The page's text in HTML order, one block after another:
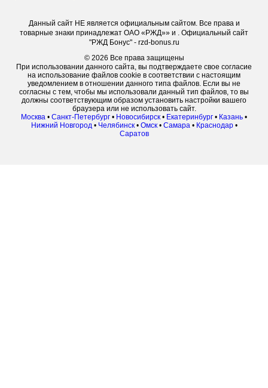
Данный сайт НЕ является официальным сайтом. Все права и
товарные знаки принадлежат ОАО «РЖД»» и . Официальный сайт
"РЖД Бонус" - rzd-bonus.ru
© 2026 Все права защищены
При использовании данного сайта, вы подтверждаете свое согласие
на использование файлов cookie в соответствии с настоящим
уведомлением в отношении данного типа файлов. Если вы не
согласны с тем, чтобы мы использовали данный тип файлов, то вы
должны соответствующим образом установить настройки вашего
браузера или не использовать сайт.
Москва • Санкт-Петербург • Новосибирск • Екатеринбург • Казань •
Нижний Новгород • Челябинск• Омск• Самара • Краснодар•
Саратов